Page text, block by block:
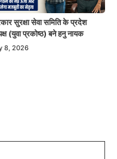
सुरक्षा सेवा समिति के प्रदेश
(युवा प्रकोष्ठ) बने हनु नायक
8, 2026